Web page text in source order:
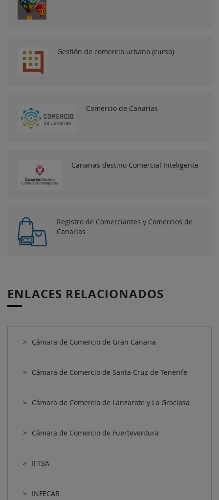
Gestión de comercio urbano (curso)
Comercio de Canarias
Canarias destino Comercial Inteligente
Registro de Comerciantes y Comercios de
Canarias
ENLACES RELACIONADOS
Cámara de Comercio de Gran Canaria
Cámara de Comercio de Santa Cruz de Tenerife
Cámara de Comercio de Lanzarote y La Graciosa
Cámara de Comercio de Fuerteventura
IFTSA
INFECAR